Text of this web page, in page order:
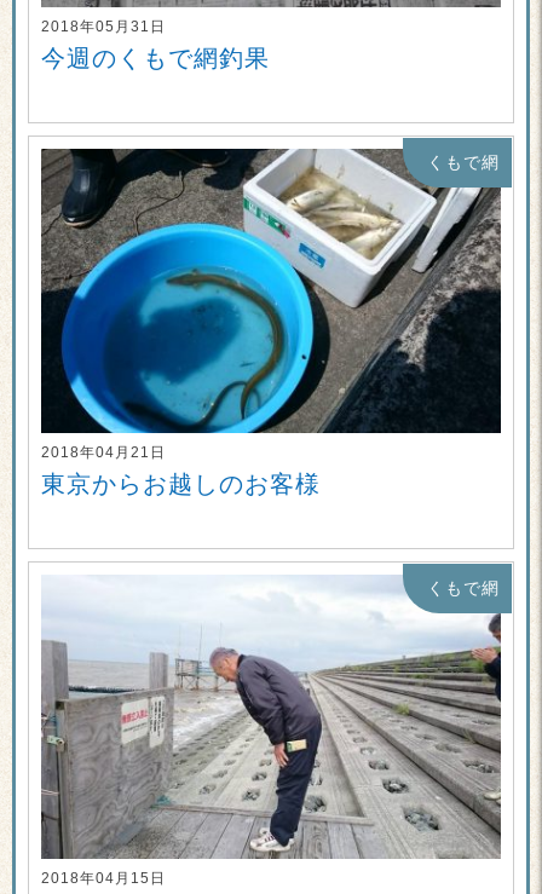
2018年05月31日
今週のくもで網釣果
くもで網
2018年04月21日
東京からお越しのお客様
くもで網
2018年04月15日